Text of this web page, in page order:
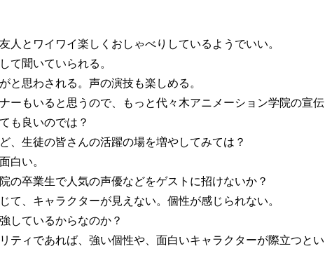
人とワイワイ楽しくおしゃべりしているようでいい。
て聞いていられる。
と思わされる。声の演技も楽しめる。
ーもいると思うので、もっと代々木アニメーション学院の宣伝
も良いのでは？
、生徒の皆さんの活躍の場を増やしてみては？
白い。
の卒業生で人気の声優などをゲストに招けないか？
て、キャラクターが見えない。個性が感じられない。
しているからなのか？
ティであれば、強い個性や、面白いキャラクターが際立つとい